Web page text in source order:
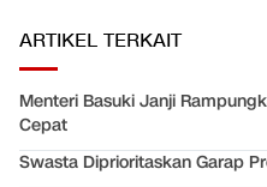
ARTIKEL TERKAIT
Menteri Basuki Janji
Cepat
Swasta Diprioritaskan Garap